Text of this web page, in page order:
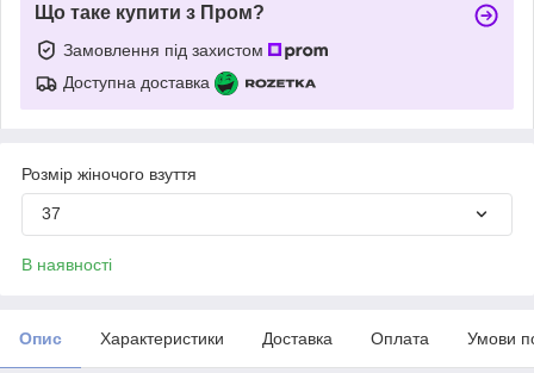
Що таке купити з Пром?
Замовлення під захистом
Доступна доставка
Розмір жіночого взуття
37
В наявності
Опис Характеристики Доставка Оплата Умови